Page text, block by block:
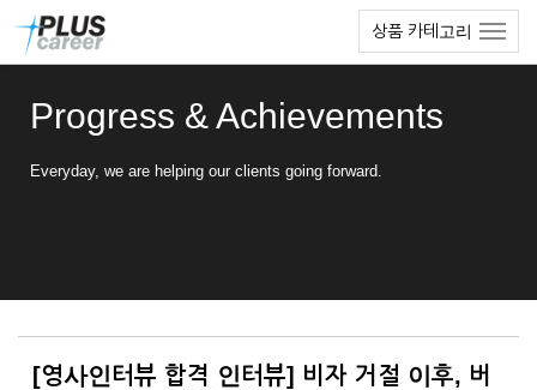
상품 카테고리
Progress & Achievements
Everyday, we are helping our clients going forward.
[영사인터뷰 합격 인터뷰] 비자 거절 이후, 버